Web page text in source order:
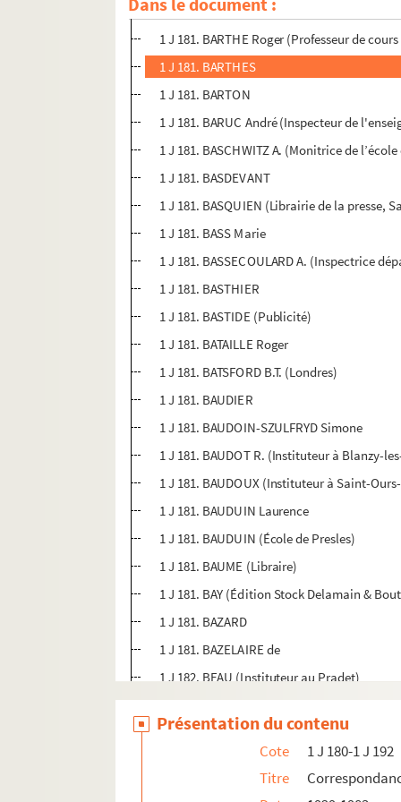
1 J 181. BARTET
1 J 181. BARTHE Roger (Professeur de
1 J 181. BARTHES
1 J 181. BARTON
1 J 181. BARUC André (Inspecteur de
1 J 181. BASCHWITZ A. (Monitrice de
1 J 181. BASDEVANT
1 J 181. BASQUIEN (Librairie de la presse,
1 J 181. BASS Marie
1 J 181. BASSECOULARD A. (Inspectrice
1 J 181. BASTHIER
1 J 181. BASTIDE (Publicité)
1 J 181. BATAILLE Roger
1 J 181. BATSFORD B.T. (Londres)
1 J 181. BAUDIER
1 J 181. BAUDOIN-SZULFRYD Simone
1 J 181. BAUDOT R. (Instituteur à Blanzy-
1 J 181. BAUDOUX (Instituteur à Saint-
1 J 181. BAUDUIN Laurence
1 J 181. BAUDUIN (École de Presles)
1 J 181. BAUME (Libraire)
1 J 181. BAY (Édition Stock Delamain &
1 J 181. BAZARD
1 J 181. BAZELAIRE de
1 J 182. BEAU (Instituteur au Pradet)
1 J 182. BEAUDELOT
1 J 182. BEAUGIRON Solange
1 J 182. BEAUQUENEY (Instituteur à la
1 J 182. BEAURAMIER (Directrice d'école
Présentation du contenu
Cote
1 J 180-1 J 192
Titre